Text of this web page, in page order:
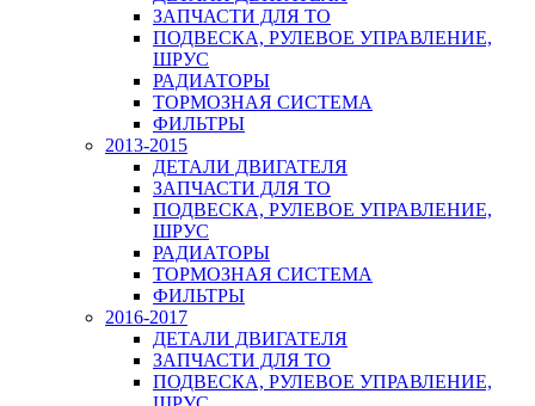
ЗАПЧАСТИ ДЛЯ ТО
ПОДВЕСКА, РУЛЕВОЕ УПРАВЛЕНИЕ,
ШРУС
РАДИАТОРЫ
ТОРМОЗНАЯ СИСТЕМА
ФИЛЬТРЫ
2013-2015
ДЕТАЛИ ДВИГАТЕЛЯ
ЗАПЧАСТИ ДЛЯ ТО
ПОДВЕСКА, РУЛЕВОЕ УПРАВЛЕНИЕ,
ШРУС
РАДИАТОРЫ
ТОРМОЗНАЯ СИСТЕМА
ФИЛЬТРЫ
2016-2017
ДЕТАЛИ ДВИГАТЕЛЯ
ЗАПЧАСТИ ДЛЯ ТО
ПОДВЕСКА, РУЛЕВОЕ УПРАВЛЕНИЕ,